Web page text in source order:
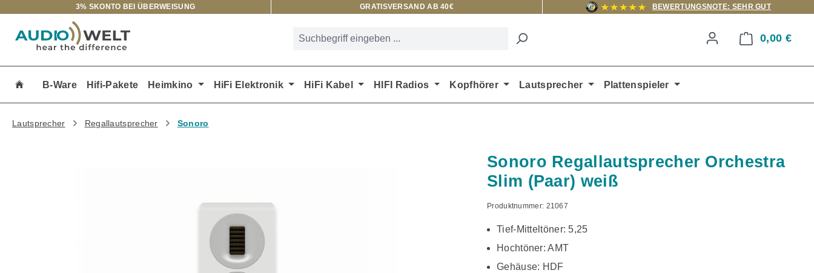
Hauptinhalt springen
Zur Suche springen
Zur Hauptnavigation springen
3% SKONTO BEI ÜBERWEISUNG GRATISVERSAND AB 40€ BEWERTUNGSNOTE: SEHR GUT
0,00 €
B-Ware Hifi-Pakete Heimkino HiFi Elektronik HiFi Kabel HIFI Radios Kopfhörer Lautsprecher Plattenspieler
Lautsprecher Regallautsprecher Sonoro
Sonoro Regallautsprecher Orchestra
Slim (Paar) weiß
Produktnummer: 21067
Tief-Mitteltöner: 5,25
Hochtöner: AMT
Gehäuse: HDF